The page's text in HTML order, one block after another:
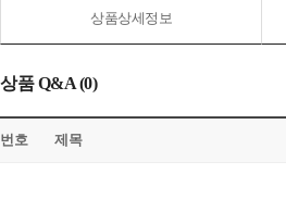
상품상세정보
상품 Q&A (0)
번호 제목